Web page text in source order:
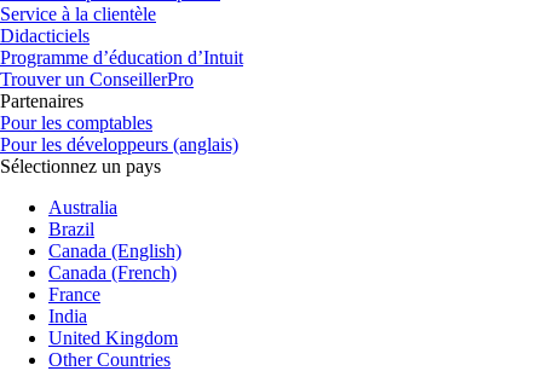
Service à la clientèle
Didacticiels
Programme d’éducation d’Intuit
Trouver un ConseillerPro
Partenaires
Pour les comptables
Pour les développeurs (anglais)
Sélectionnez un pays
Australia
Brazil
Canada (English)
Canada (French)
France
India
United Kingdom
Other Countries